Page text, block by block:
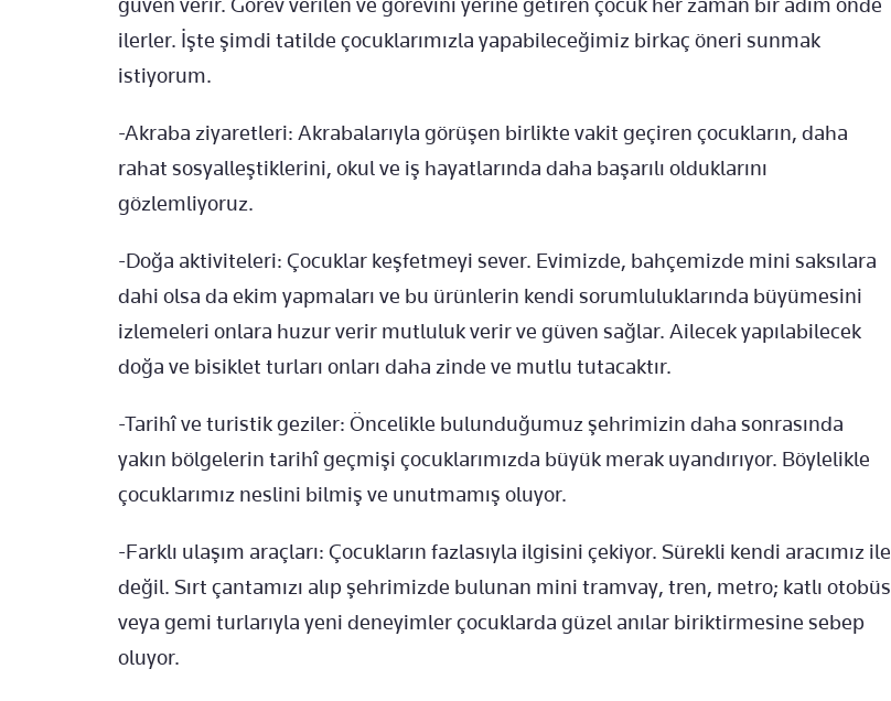
ilerler. İşte şimdi tatilde çocuklarımızla yapabileceğimiz birkaç öneri sunmak
istiyorum.
-Akraba ziyaretleri: Akrabalarıyla görüşen birlikte vakit geçiren çocukların, daha
rahat sosyalleştiklerini, okul ve iş hayatlarında daha başarılı olduklarını
gözlemliyoruz.
-Doğa aktiviteleri: Çocuklar keşfetmeyi sever. Evimizde, bahçemizde mini saksılara
dahi olsa da ekim yapmaları ve bu ürünlerin kendi sorumluluklarında büyümesini
izlemeleri onlara huzur verir mutluluk verir ve güven sağlar. Ailecek yapılabilecek
doğa ve bisiklet turları onları daha zinde ve mutlu tutacaktır.
-Tarihî ve turistik geziler: Öncelikle bulunduğumuz şehrimizin daha sonrasında
yakın bölgelerin tarihî geçmişi çocuklarımızda büyük merak uyandırıyor. Böylelikle
çocuklarımız neslini bilmiş ve unutmamış oluyor.
-Farklı ulaşım araçları: Çocukların fazlasıyla ilgisini çekiyor. Sürekli kendi aracımız ile
değil. Sırt çantamızı alıp şehrimizde bulunan mini tramvay, tren, metro; katlı otobüs
veya gemi turlarıyla yeni deneyimler çocuklarda güzel anılar biriktirmesine sebep
oluyor.